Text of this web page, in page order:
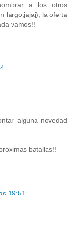
a los otros
largo,jajaj), la oferta
vamos!!
alguna novedad
batallas!!
19:51